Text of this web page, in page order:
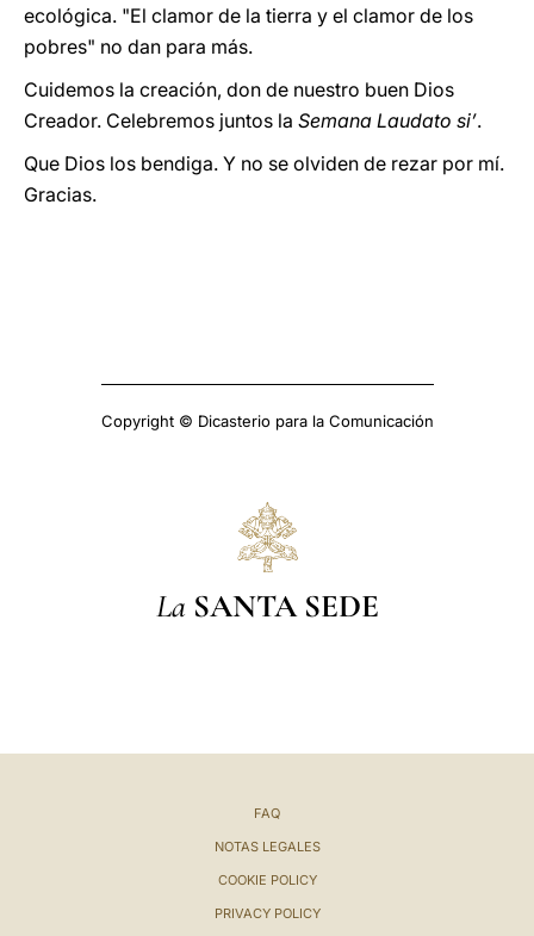
ecológica. "El clamor de la tierra y el clamor de los
pobres" no dan para más.
Cuidemos la creación, don de nuestro buen Dios
Creador. Celebremos juntos la Semana Laudato si’.
Que Dios los bendiga. Y no se olviden de rezar por mí.
Gracias.
Copyright © Dicasterio para la Comunicación
La SANTA SEDE
FAQ
NOTAS LEGALES
COOKIE POLICY
PRIVACY POLICY